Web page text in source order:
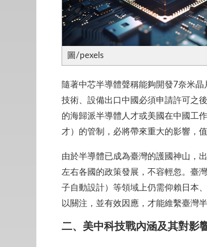
圖/pexels
隨著中芯半導體聲稱能夠開發7奈米
技術、設備出口中國必須申請許可之
的海歸派半導體人才或美國在中國工
才）的管制，必將帶來重大的影響，值
由於半導體已成為臺灣的護國神山，
左右各國的政策發展，不容輕忽。臺
子自動設計）等領域上仍需仰賴日本
以關注，並有效因應，才能維繫臺灣
二、美中科技戰內涵及其對影